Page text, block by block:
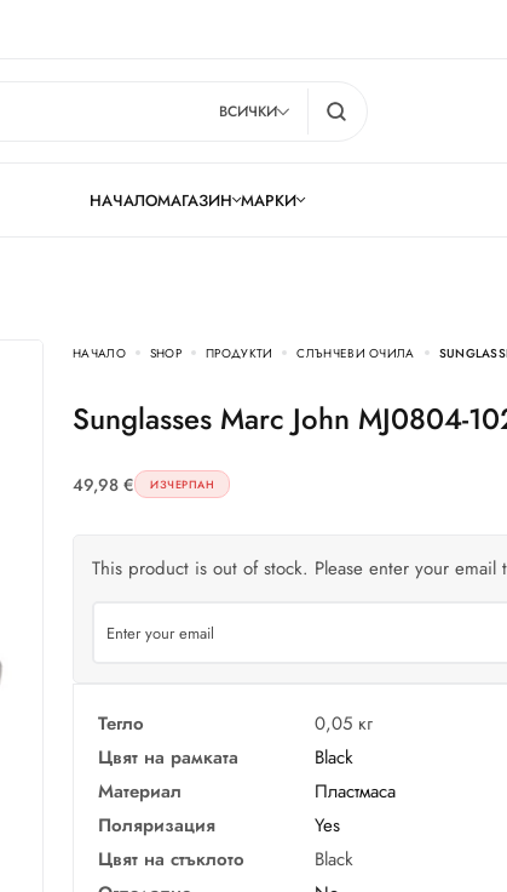
ВСИЧКИ
НАЧАЛОМАГАЗИН МАРКИ
НАЧАЛО SHOP ПРОДУКТИ СЛЪНЧЕВИ ОЧИЛА
Sunglasses Marc John MJ0804-
49,98 € ИЗЧЕРПАН
This product is out of stock. Please enter your
Тегло
0,05 кг
Цвят на рамката
Black
Материал
Пластмаса
Поляризация
Yes
Цвят на стъклото
Black